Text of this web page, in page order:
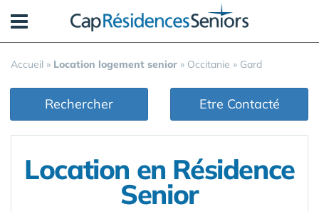
Accueil » Location logement senior » Occitanie » Gard
Rechercher Etre Contacté
Location en Résidence
Senior